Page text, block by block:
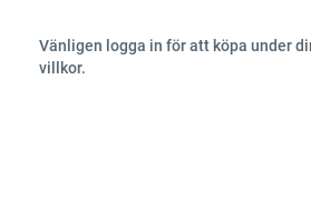
Vänligen logga in för att köpa under
villkor.